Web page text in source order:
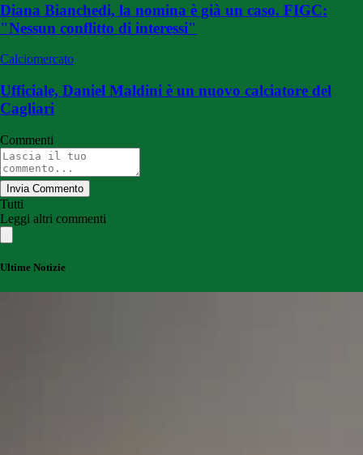
Diana Bianchedi, la nomina è già un caso. FIGC:
"Nessun conflitto di interessi"
Calciomercato
Ufficiale, Daniel Maldini è un nuovo calciatore del
Cagliari
Commenti
Invia Commento
Tutti
Leggi altri commenti
Ultime Notizie